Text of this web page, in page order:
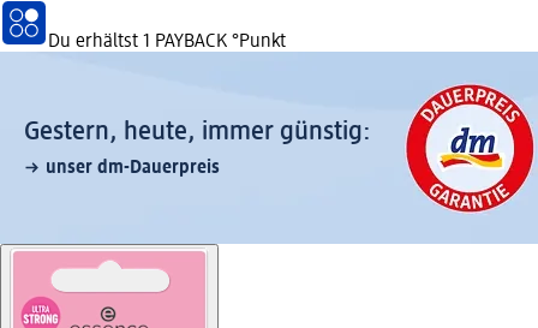
Du erhältst 1 PAYBACK °Punkt
Gestern, heute, immer günstig:
unser dm-Dauerpreis